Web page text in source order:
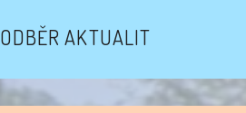
ODBĚR AKTUALIT